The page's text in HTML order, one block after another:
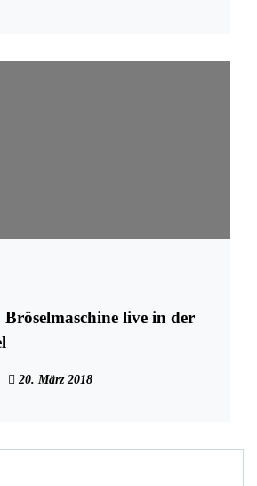
live in der
20. März 2018